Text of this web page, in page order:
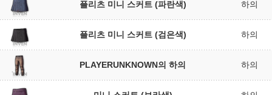
플리츠 미니 스커트 (파란색) 하의
플리츠 미니 스커트 (검은색) 하의
PLAYERUNKNOWN의 하의 하의